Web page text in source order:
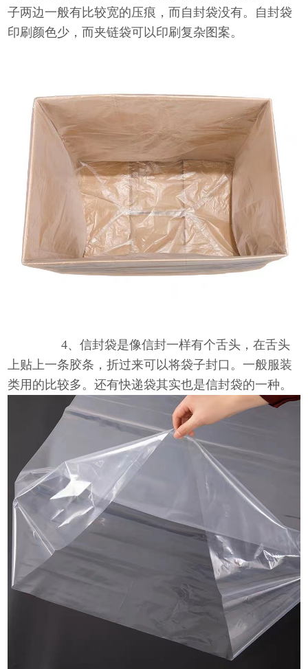
子两边一般有比较宽的压痕，而自封袋没有。自封袋
印刷颜色少，而夹链袋可以印刷复杂图案。
4、信封袋是像信封一样有个舌头，在舌头
上贴上一条胶条，折过来可以将袋子封口。一般服装
类用的比较多。还有快递袋其实也是信封袋的一种。